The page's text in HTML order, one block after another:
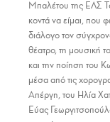
Μπαλέτου της ΕΛΣ
κοντά να είμαι, που
διάλογο τον
θέατρο, τη μουσική
και την ποίηση του
μέσα από τις
Απέργη, του Ηλία
Εύας